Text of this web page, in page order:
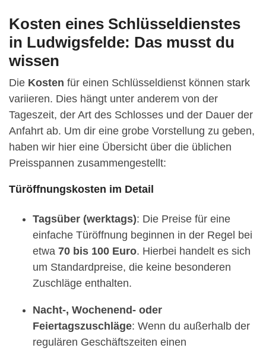
Kosten eines Schlüsseldienstes
in Ludwigsfelde: Das musst du
wissen
Die Kosten für einen Schlüsseldienst können stark
variieren. Dies hängt unter anderem von der
Tageszeit, der Art des Schlosses und der Dauer der
Anfahrt ab. Um dir eine grobe Vorstellung zu geben,
haben wir hier eine Übersicht über die üblichen
Preisspannen zusammengestellt:
Türöffnungskosten im Detail
Tagsüber (werktags): Die Preise für eine
einfache Türöffnung beginnen in der Regel bei
etwa 70 bis 100 Euro. Hierbei handelt es sich
um Standardpreise, die keine besonderen
Zuschläge enthalten.
Nacht-, Wochenend- oder
Feiertagszuschläge: Wenn du außerhalb der
regulären Geschäftszeiten einen